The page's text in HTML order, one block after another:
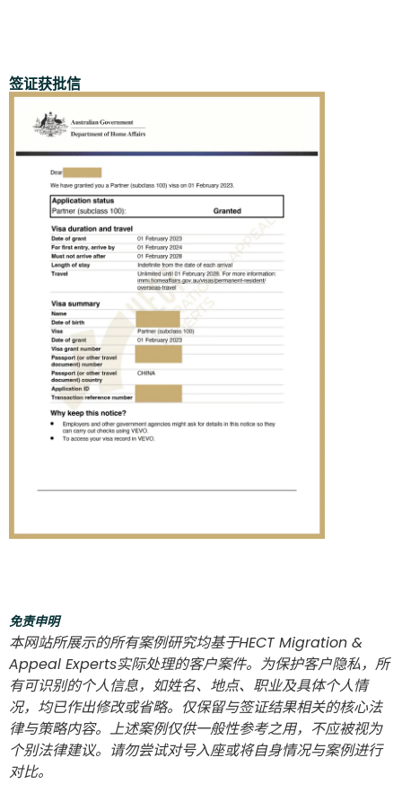
签证获批信
免责申明
本网站所展示的所有案例研究均基于HECT Migration &
Appeal Experts实际处理的客户案件。为保护客户隐私，所
有可识别的个人信息，如姓名、地点、职业及具体个人情
况，均已作出修改或省略。仅保留与签证结果相关的核心法
律与策略内容。上述案例仅供一般性参考之用，不应被视为
个别法律建议。请勿尝试对号入座或将自身情况与案例进行
对比。